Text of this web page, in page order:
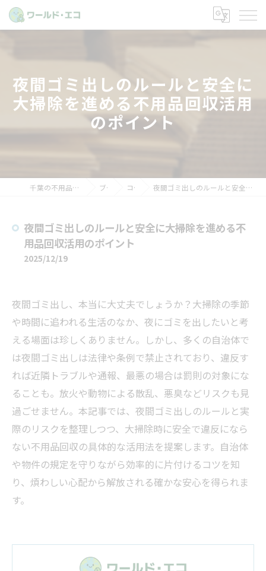
夜間ゴミ出しのルールと安全に
大掃除を進める不用品回収活用
のポイント
千葉の不用品回収ならワールド・エコ ブログ コラム 夜間ゴミ出しのルールと安全に大掃除を進める不用品回収活用のポイント
夜間ゴミ出しのルールと安全に大掃除を進める不
用品回収活用のポイント
2025/12/19
夜間ゴミ出し、本当に大丈夫でしょうか？大掃除の季節
や時間に追われる生活のなか、夜にゴミを出したいと考
える場面は珍しくありません。しかし、多くの自治体で
は夜間ゴミ出しは法律や条例で禁止されており、違反す
れば近隣トラブルや通報、最悪の場合は罰則の対象にな
ることも。放火や動物による散乱、悪臭などリスクも見
過ごせません。本記事では、夜間ゴミ出しのルールと実
際のリスクを整理しつつ、大掃除時に安全で違反になら
ない不用品回収の具体的な活用法を提案します。自治体
や物件の規定を守りながら効率的に片付けるコツを知
り、煩わしい心配から解放される確かな安心を得られま
す。